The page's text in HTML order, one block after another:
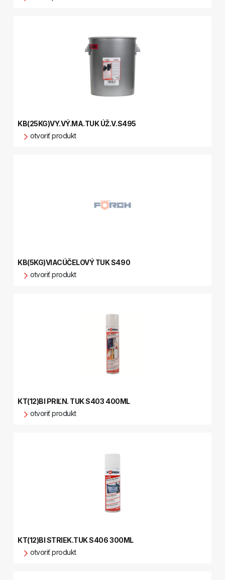
KB(25KG)VY.VÝ.MA.TUK ÚŽ.V.S495
otvoriť produkt
KB(5KG)VIACÚČELOVÝ TUK S490
otvoriť produkt
KT(12)BI PRIĽN. TUK S403 400ML
otvoriť produkt
KT(12)BI STRIEK.TUK S406 300ML
otvoriť produkt